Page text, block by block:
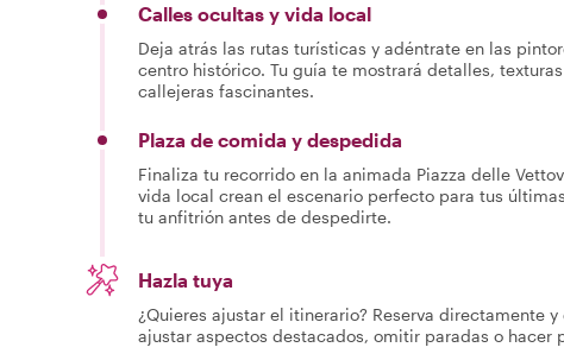
Calles ocultas y vida local
Deja atrás las rutas turísticas y adéntrate en las
centro histórico. Tu guía te mostrará detalles,
callejeras fascinantes.
Plaza de comida y despedida
Finaliza tu recorrido en la animada Piazza delle
vida local crean el escenario perfecto para tus
tu anfitrión antes de despedirte.
Hazla tuya
¿Quieres ajustar el itinerario? Reserva directamente
ajustar aspectos destacados, omitir paradas o hacer